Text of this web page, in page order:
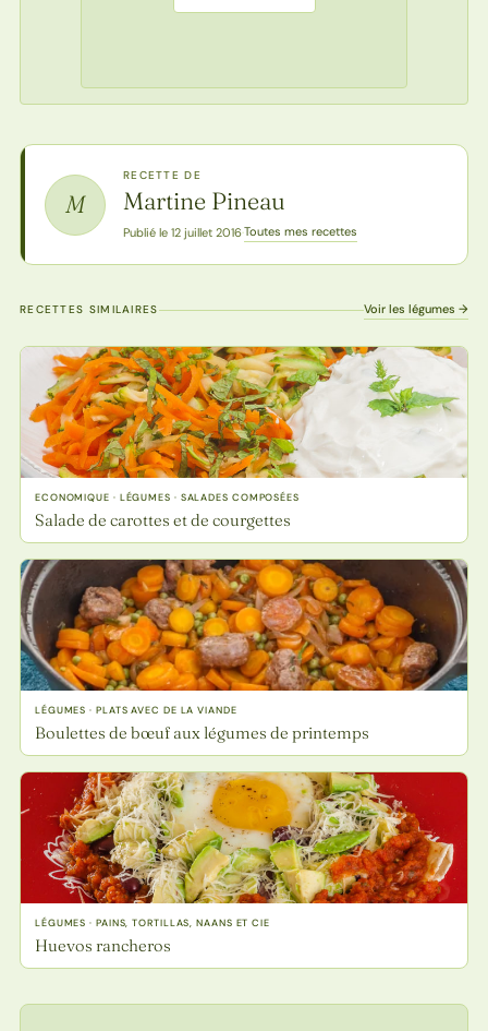
M
RECETTE DE
Martine Pineau
Publié le 12 juillet 2016·Toutes mes recettes
RECETTES SIMILAIRES Voir les légumes →
ECONOMIQUE · LÉGUMES · SALADES COMPOSÉES
Salade de carottes et de courgettes
LÉGUMES · PLATS AVEC DE LA VIANDE
Boulettes de bœuf aux légumes de printemps
LÉGUMES · PAINS, TORTILLAS, NAANS ET CIE
Huevos rancheros